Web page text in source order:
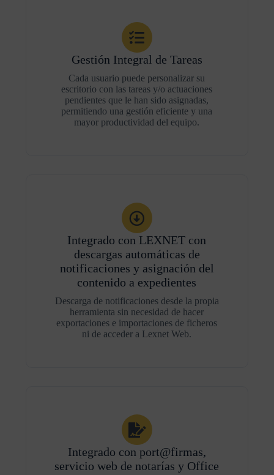
Gestión Integral de Tareas
Cada usuario puede personalizar su
escritorio con las tareas y/o actuaciones
pendientes que le han sido asignadas,
permitiendo una gestión eficiente y una
mayor productividad del equipo.
Integrado con LEXNET con
descargas automáticas de
notificaciones y asignación del
contenido a expedientes
Descarga de notificaciones desde la propia
herramienta sin necesidad de hacer
exportaciones e importaciones de ficheros
ni de acceder a Lexnet Web.
Integrado con port@firmas,
servicio web de notarías y Office